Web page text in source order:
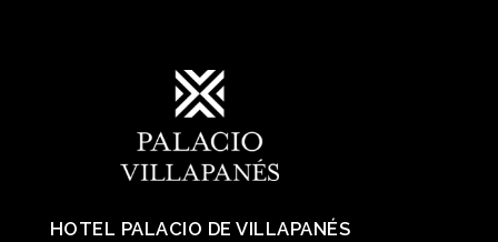
HOTEL PALACIO DE VILLAPANÉS